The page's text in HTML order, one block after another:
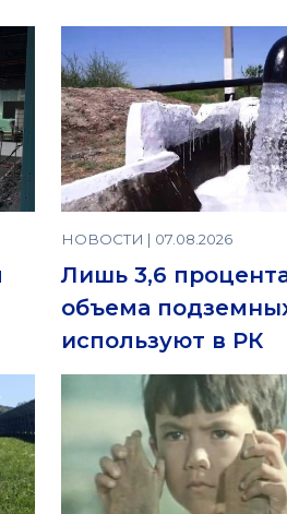
НОВОСТИ | 07.08.2026
Лишь 3,6
объема
используют в РК